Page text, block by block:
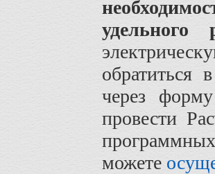
удельного
обратиться
через
провести
можете